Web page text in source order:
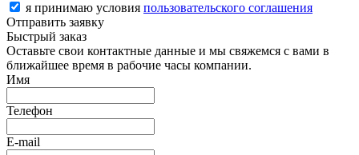
я принимаю условия пользовательского соглашения
Отправить заявку
Быстрый заказ
Оставьте свои контактные данные и мы свяжемся с вами в
ближайшее время в рабочие часы компании.
Имя
Телефон
E-mail